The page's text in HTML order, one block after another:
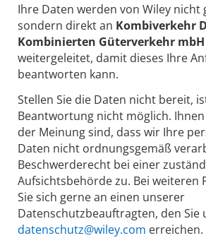
Ihre Daten werden von Wiley nicht
sondern direkt an Kombiverkehr
Kombinierten Güterverkehr mbH
weitergeleitet, damit dieses Ihre
beantworten kann.
Stellen Sie die Daten nicht bereit,
Beantwortung nicht möglich.
der Meinung sind, dass wir Ihre
Daten nicht ordnungsgemäß
Beschwerderecht bei einer
Aufsichtsbehörde zu. Bei weiteren
Sie sich gerne an einen unserer
Datenschutzbeauftragten, den Sie
datenschutz@wiley.com erreichen.